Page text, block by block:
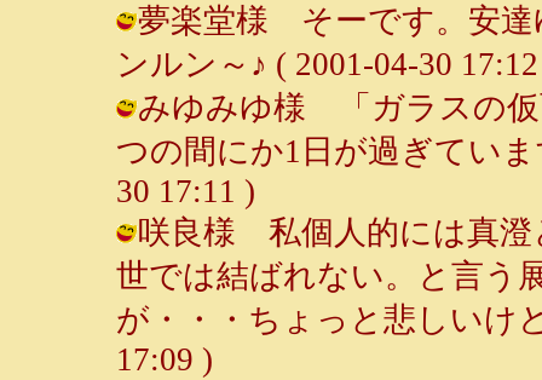
夢楽堂様 そーです。安達
ンルン～♪ ( 2001-04-30
みゆみゆ様 「ガラスの仮
つの間にか1日が過ぎてい
30 17:11 )
咲良様 私個人的には真澄
世では結ばれない。と言う
が・・・ちょっと悲しいけ
17:09 )